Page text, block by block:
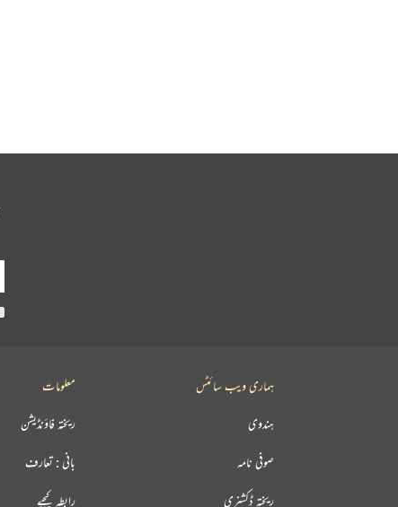
معلومات
ریختہ فاؤنڈیشن
بانی : تعارف
رابطہ کیجیے
ہماری ویب سائٹس
ہندوی
صوفی نامہ
ریختہ ڈکشنری